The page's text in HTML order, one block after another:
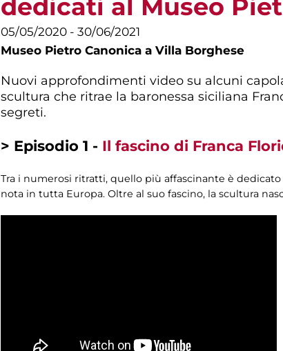
dedicati al Museo
05/05/2020 - 30/06/2021
Museo Pietro Canonica a Villa Borghese
Nuovi approfondimenti video su alcuni
scultura che ritrae la baronessa siciliana
segreti.
> Episodio 1 - Il fascino di Franca
Tra i numerosi ritratti, quello più affascinante è dedicato
nota in tutta Europa. Oltre al suo fascino, la scultura